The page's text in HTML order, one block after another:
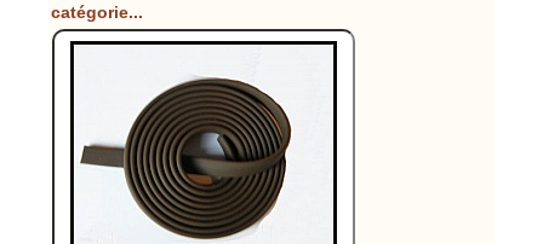
catégorie...